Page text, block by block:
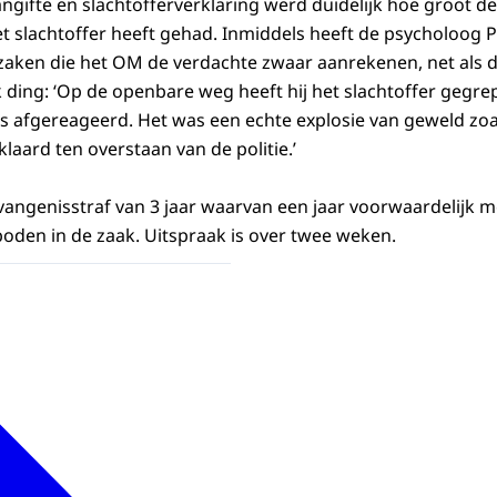
slachtoffer heeft gehad. Inmiddels heeft de psycholoog
die het OM de verdachte zwaar aanrekenen, net als
‘Op de openbare weg heeft hij het slachtoffer
Het was een echte explosie van geweld
ten overstaan van de politie.’
van 3 jaar waarvan een jaar voorwaardelijk
in de zaak. Uitspraak is over twee weken.